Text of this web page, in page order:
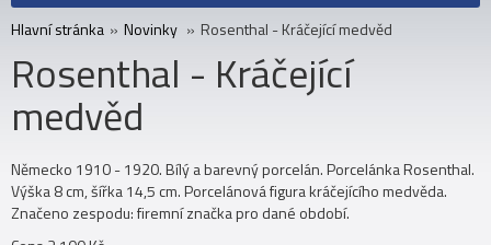
Hlavní stránka » Novinky » Rosenthal - Kráčející medvěd
Rosenthal - Kráčející
medvěd
Německo 1910 - 1920. Bílý a barevný porcelán. Porcelánka Rosenthal.
Výška 8 cm, šířka 14,5 cm. Porcelánová figura kráčejícího medvěda.
Značeno zespodu: firemní značka pro dané období.